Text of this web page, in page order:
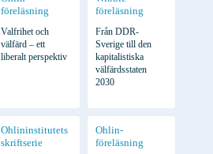
föreläsning
Valfrihet och
välfärd – ett
liberalt perspektiv
föreläsning
Från DDR-
Sverige till den
kapitalistiska
välfärdsstaten
2030
Ohlininstitutets
skriftserie
Ohlin-
föreläsning